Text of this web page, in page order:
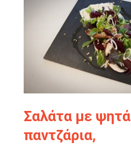
Σαλάτα με ψητά
παντζάρια,